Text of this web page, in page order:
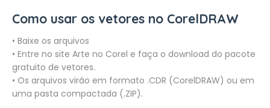
Como usar os vetores no CorelDRAW
• Baixe os arquivos
• Entre no site Arte no Corel e faça o download do pacote
gratuito de vetores.
• Os arquivos virão em formato .CDR (CorelDRAW) ou em
uma pasta compactada (.ZIP).